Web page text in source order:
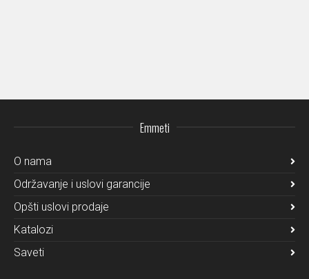
Emmeti
O nama
Održavanje i uslovi garancije
Opšti uslovi prodaje
Katalozi
Saveti